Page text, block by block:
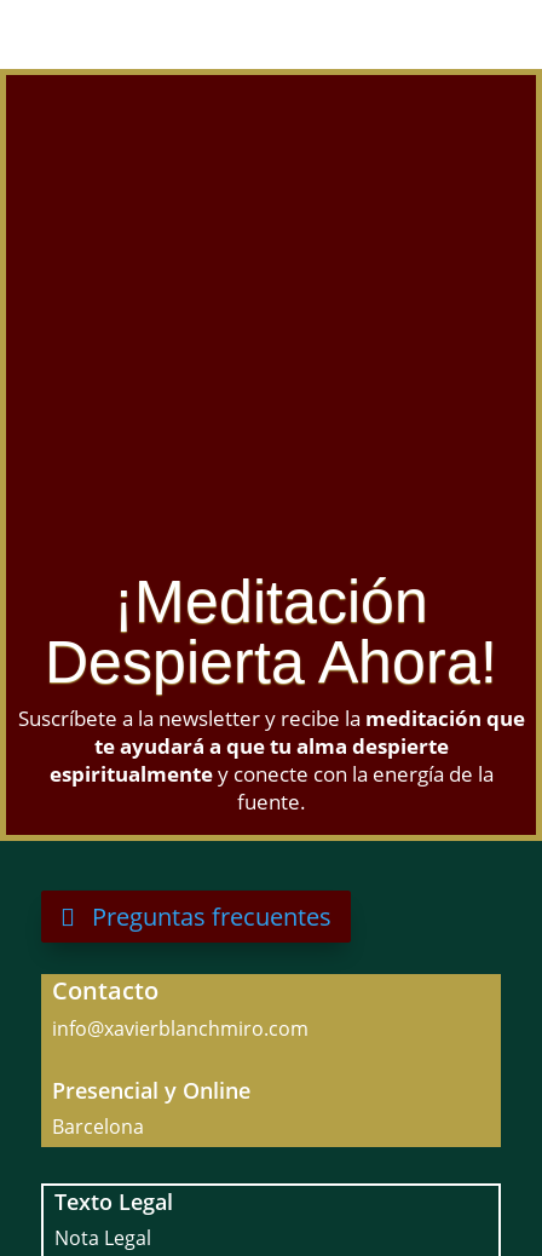
¡Meditación
Despierta Ahora!
Suscríbete a la newsletter y recibe la meditación que
te ayudará a que tu alma despierte
espiritualmentey conecte con la energía de la
fuente.
Preguntas frecuentes
Contacto
info@xavierblanchmiro.com
Presencial y Online
Barcelona
Texto Legal
Nota Legal